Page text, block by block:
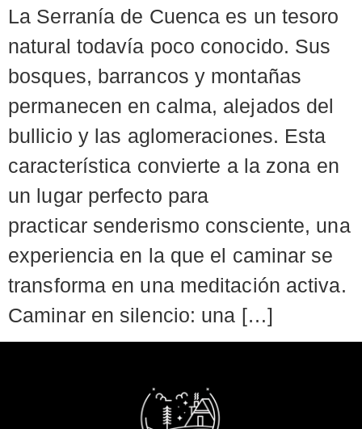
La Serranía de Cuenca es un tesoro
natural todavía poco conocido. Sus
bosques, barrancos y montañas
permanecen en calma, alejados del
bullicio y las aglomeraciones. Esta
característica convierte a la zona en
un lugar perfecto para
practicar senderismo consciente, una
experiencia en la que el caminar se
transforma en una meditación activa.
Caminar en silencio: una […]